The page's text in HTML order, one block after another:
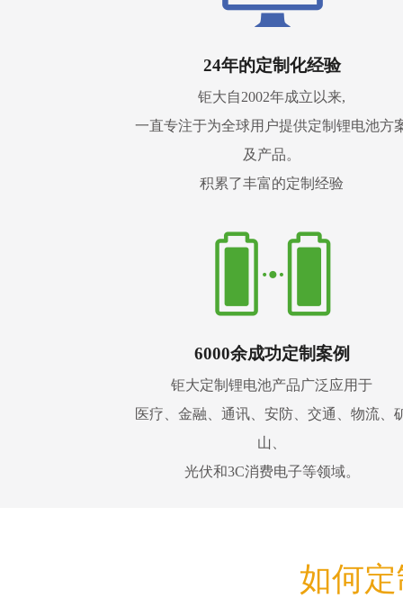
24年的定制化经验
钜大自2002年成立以来,
一直专注于为全球用户提供定制锂电池方
及产品。
积累了丰富的定制经验
6000余成功定制案例
钜大定制锂电池产品广泛应用于
医疗、金融、通讯、安防、交通、物流、
山、
光伏和3C消费电子等领域。
如何